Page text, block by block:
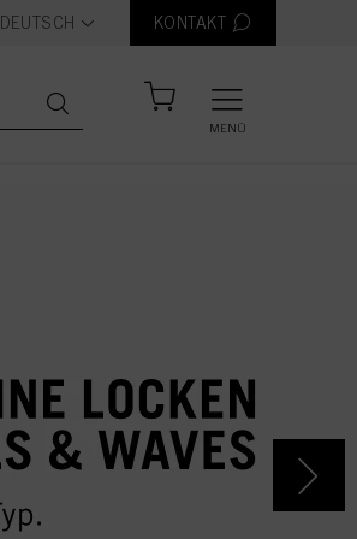
text.language
DEUTSCH KONTAKT
MENÜ